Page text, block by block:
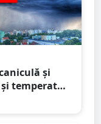
și
temperaturi